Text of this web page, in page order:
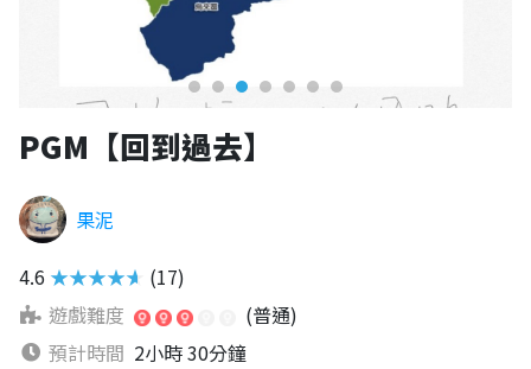
PGM【回到過去】
果泥
4.6 ★★★★★ (17)
遊戲難度
(普通)
預計時間 2小時 30分鐘